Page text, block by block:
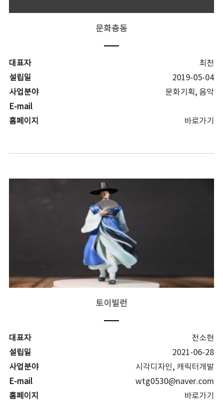
문화충동
대표자
최천
설립일
2019-05-04
사업분야
문화기획, 음악
E-mail
홈페이지
바로가기
토이빌런
대표자
전소현
설립일
2021-06-28
사업분야
시각디자인, 캐릭터개발
E-mail
wtg0530@naver.com
홈페이지
바로가기